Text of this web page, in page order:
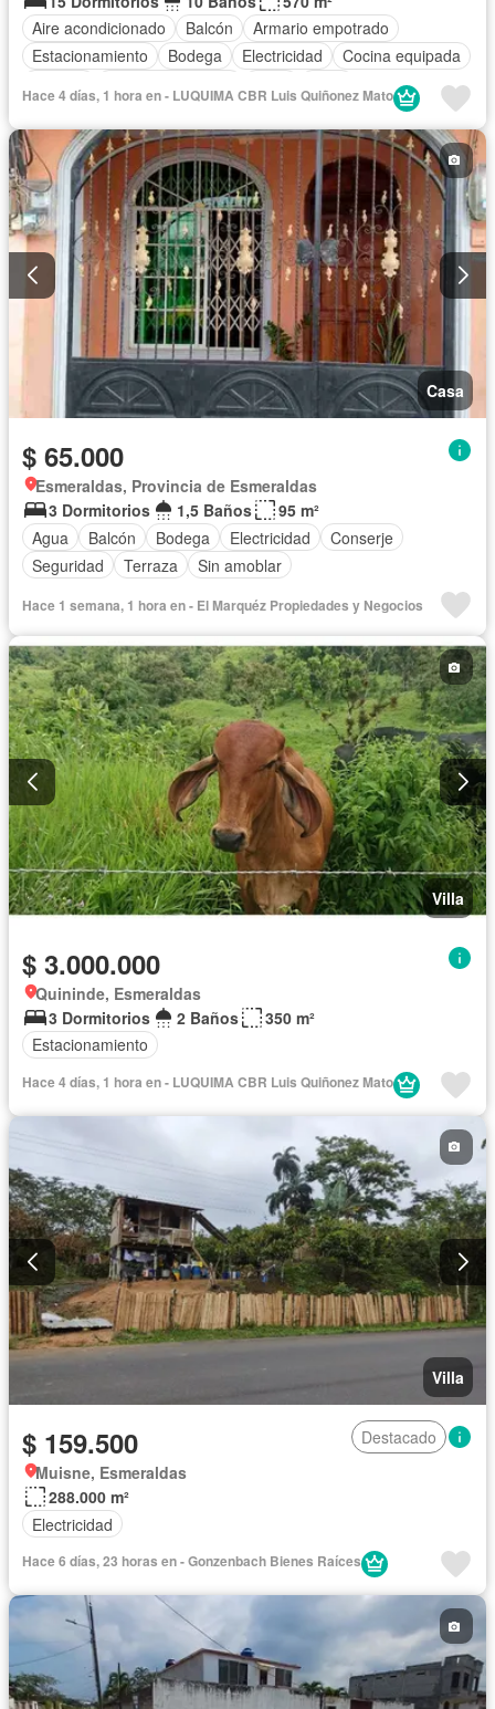
Aire acondicionado
Balcón
Armario empotrado
Estacionamiento
Bodega Electricidad
Cocina equipada
Hace 4 días, 1 hora en - LUQUIMA CBR Luis Quiñonez Mato
Casa
$ 65.000
Esmeraldas, Provincia de Esmeraldas
3 Dormitorios
1,5 Baños
95 m²
Agua
Balcón Bodega Electricidad
Conserje
Seguridad
Terraza Sin amoblar
Hace 1 semana, 1 hora en - El Marquéz Propiedades y Negocios
Villa
$ 3.000.000
Quininde, Esmeraldas
3 Dormitorios
2 Baños
350 m²
Estacionamiento
Hace 4 días, 1 hora en - LUQUIMA CBR Luis Quiñonez Mato
Villa
$ 159.500
Destacado
Muisne, Esmeraldas
288.000 m²
Electricidad
Hace 6 días, 23 horas en - Gonzenbach Bienes Raíces